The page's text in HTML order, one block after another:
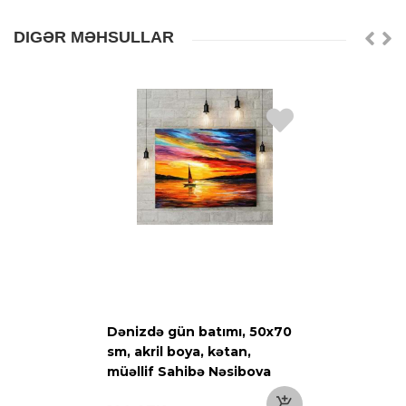
DIGƏR MƏHSULLAR
Dənizdə gün batımı, 50x70
sm, akril boya, kətan,
müəllif Sahibə Nəsibova